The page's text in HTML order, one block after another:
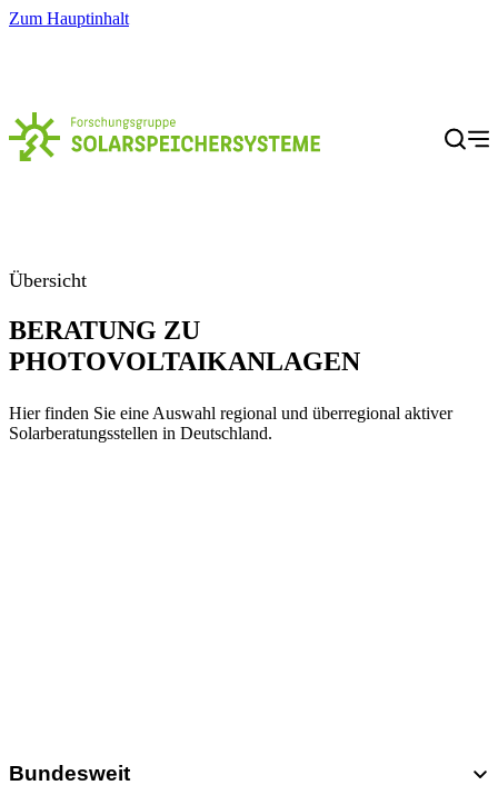
Zum Hauptinhalt
Menü
Übersicht
BERATUNG ZU
PHOTOVOLTAIKANLAGEN
Hier finden Sie eine Auswahl regional und überregional aktiver
Solarberatungsstellen in Deutschland.
Bundesweit